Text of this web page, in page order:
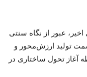
عبور از نگاه سنتی
تولید ارزش‌محور و
آغاز تحول ساختاری در